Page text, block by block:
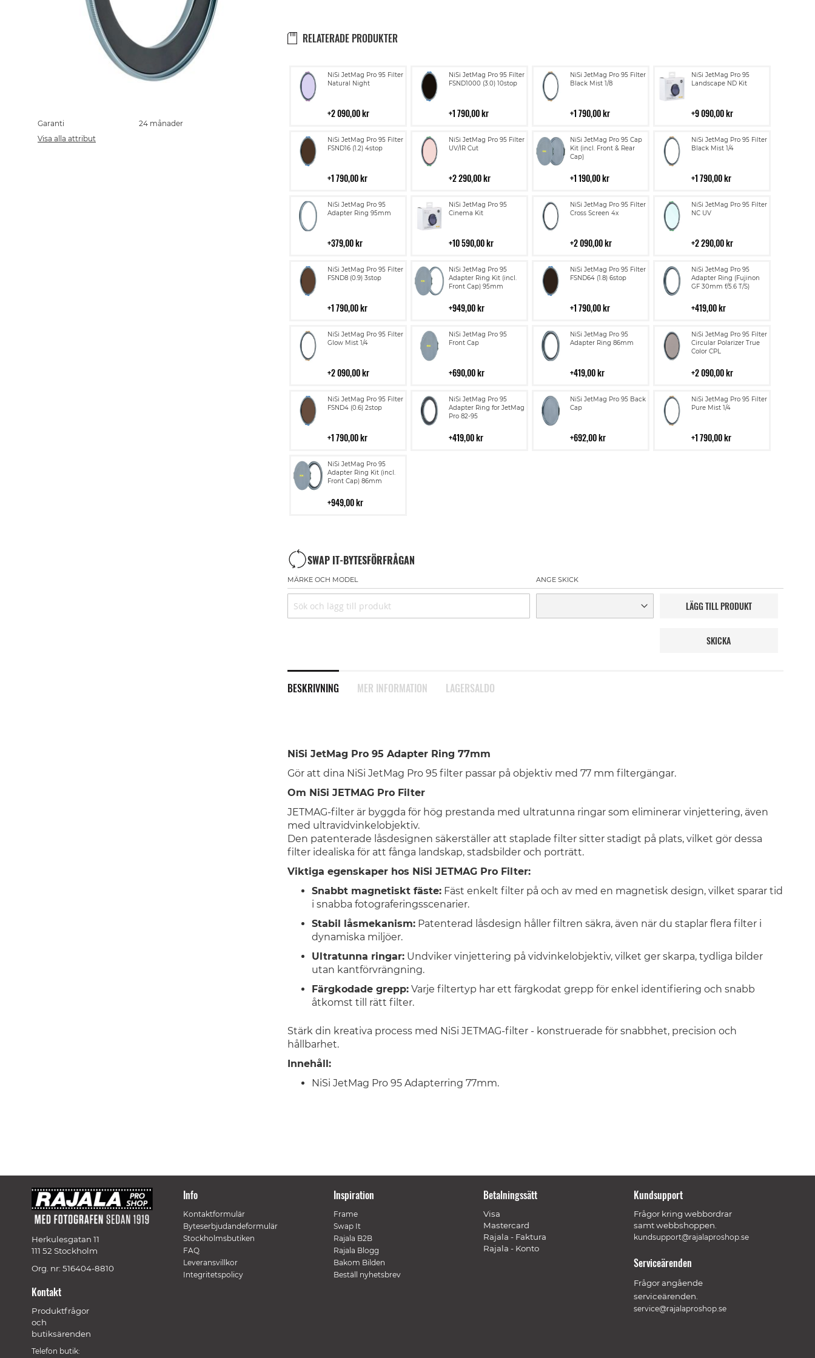
RELATERADE PRODUKTER
NiSi JetMag Pro 95 Filter
Natural Night
2 090,00 kr
Lägg
till
NiSi JetMag Pro 95 Filter
FSND1000 (3.0) 10stop
1 790,00 kr
Lägg
till
NiSi JetMag Pro 95 Filter
Black Mist 1/8
1 790,00 kr
Lägg
till
NiSi JetMag Pro 95
Landscape ND Kit
9 090,00 kr
Lägg
till
NiSi JetMag Pro 95 Filter
FSND16 (1.2) 4stop
1 790,00 kr
Lägg
till
NiSi JetMag Pro 95 Filter
UV/IR Cut
2 290,00 kr
Lägg
till
NiSi JetMag Pro 95 Cap
Kit (incl. Front & Rear
Cap)
1 190,00 kr
Lägg
till
i
NiSi JetMag Pro 95 Filter
Black Mist 1/4
1 790,00 kr
Lägg
till
NiSi JetMag Pro 95
Adapter Ring 95mm
379,00 kr
Lägg
till
NiSi JetMag Pro 95
Cinema Kit
10 590,00 kr
Lägg
till
NiSi JetMag Pro 95 Filter
Cross Screen 4x
2 090,00 kr
Lägg
till
NiSi JetMag Pro 95 Filter
NC UV
2 290,00 kr
Lägg
till
NiSi JetMag Pro 95 Filter
FSND8 (0.9) 3stop
1 790,00 kr
Lägg
till
NiSi JetMag Pro 95
Adapter Ring Kit (incl.
Front Cap) 95mm
949,00 kr
Lägg
till
i
NiSi JetMag Pro 95 Filter
FSND64 (1.8) 6stop
1 790,00 kr
Lägg
till
NiSi JetMag Pro 95
Adapter Ring (Fujinon
GF 30mm f/5.6 T/S)
419,00 kr
Lägg
till
i
NiSi JetMag Pro 95 Filter
Glow Mist 1/4
2 090,00 kr
Lägg
till
NiSi JetMag Pro 95
Front Cap
690,00 kr
Lägg
till
NiSi JetMag Pro 95
Adapter Ring 86mm
419,00 kr
Lägg
till
NiSi JetMag Pro 95 Filter
Circular Polarizer True
Color CPL
2 090,00 kr
Lägg
till
i
NiSi JetMag Pro 95 Filter
FSND4 (0.6) 2stop
1 790,00 kr
Lägg
till
NiSi JetMag Pro 95
Adapter Ring for JetMag
Pro 82-95
419,00 kr
Lägg
till
i
NiSi JetMag Pro 95 Back
Cap
692,00 kr
Lägg
till
NiSi JetMag Pro 95 Filter
Pure Mist 1/4
1 790,00 kr
Lägg
till
NiSi JetMag Pro 95
Adapter Ring Kit (incl.
Front Cap) 86mm
949,00 kr
Lägg
till
i
SWAP IT-BYTESFÖRFRÅGAN
MÄRKE OCH MODEL ANGE SKICK
LÄGG TILL PRODUKT
SKICKA
BESKRIVNING
NiSi JetMag Pro 95 Adapter Ring 77mm
Gör att dina NiSi JetMag Pro 95 filter passar på objektiv med 77 mm filtergängar.
Om NiSi JETMAG Pro Filter
JETMAG-filter är byggda för hög prestanda med ultratunna ringar som eliminerar vinjettering, även
med ultravidvinkelobjektiv.
Den patenterade låsdesignen säkerställer att staplade filter sitter stadigt på plats, vilket gör dessa
filter idealiska för att fånga landskap, stadsbilder och porträtt.
Viktiga egenskaper hos NiSi JETMAG Pro Filter:
Snabbt magnetiskt fäste:Fäst enkelt filter på och av med en magnetisk design, vilket sparar tid
i snabba fotograferingsscenarier.
Stabil låsmekanism:Patenterad låsdesign håller filtren säkra, även när du staplar flera filter i
dynamiska miljöer.
Ultratunna ringar:Undviker vinjettering på vidvinkelobjektiv, vilket ger skarpa, tydliga bilder
utan kantförvrängning.
Färgkodade grepp:Varje filtertyp har ett färgkodat grepp för enkel identifiering och snabb
åtkomst till rätt filter.
Stärk din kreativa process med NiSi JETMAG-filter - konstruerade för snabbhet, precision och
hållbarhet.
Innehåll:
NiSi JetMag Pro 95 Adapterring 77mm.
MER INFORMATION LAGERSALDO
the
beginning
of
Garanti
24 månader
Visa alla attribut
Herkulesgatan 11
111 52 Stockholm
Org. nr: 516404-8810
Kontakt
Produktfrågor
och
butiksärenden
Telefon butik:
Info
Kontaktformulär
Byteserbjudandeformulär
Stockholmsbutiken
FAQ
Leveransvillkor
Integritetspolicy
Inspiration
Frame
Swap It
Rajala B2B
Rajala Blogg
Bakom Bilden
Beställ nyhetsbrev
Betalningssätt
Visa
Mastercard
Rajala - Faktura
Rajala - Konto
Kundsupport
Frågor kring webbordrar
samt webbshoppen.
kundsupport@rajalaproshop.se
Serviceärenden
Frågor angående
serviceärenden.
service@rajalaproshop.se